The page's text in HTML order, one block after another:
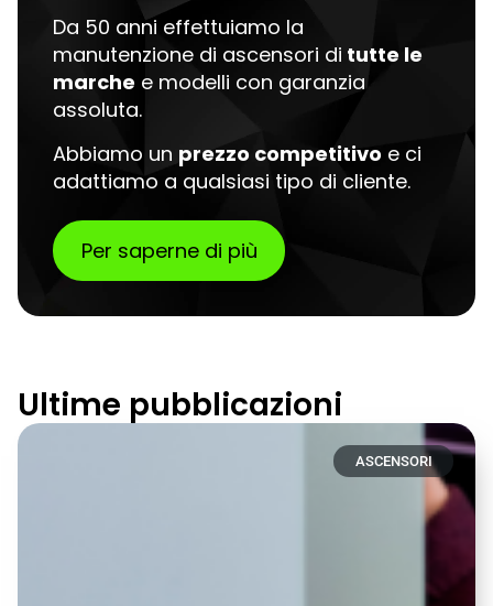
Da 50 anni effettuiamo la
manutenzione di ascensori di tutte le
marche e modelli con garanzia
assoluta.
Abbiamo un prezzo competitivo e ci
adattiamo a qualsiasi tipo di cliente.
Per saperne di più
Ultime pubblicazioni
ASCENSORI